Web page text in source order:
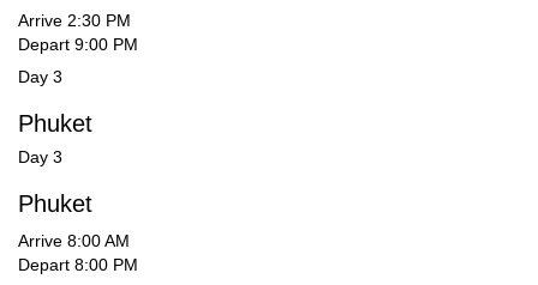
Arrive 2:30 PM
Depart 9:00 PM
Day 3
Phuket
Day 3
Phuket
Arrive 8:00 AM
Depart 8:00 PM